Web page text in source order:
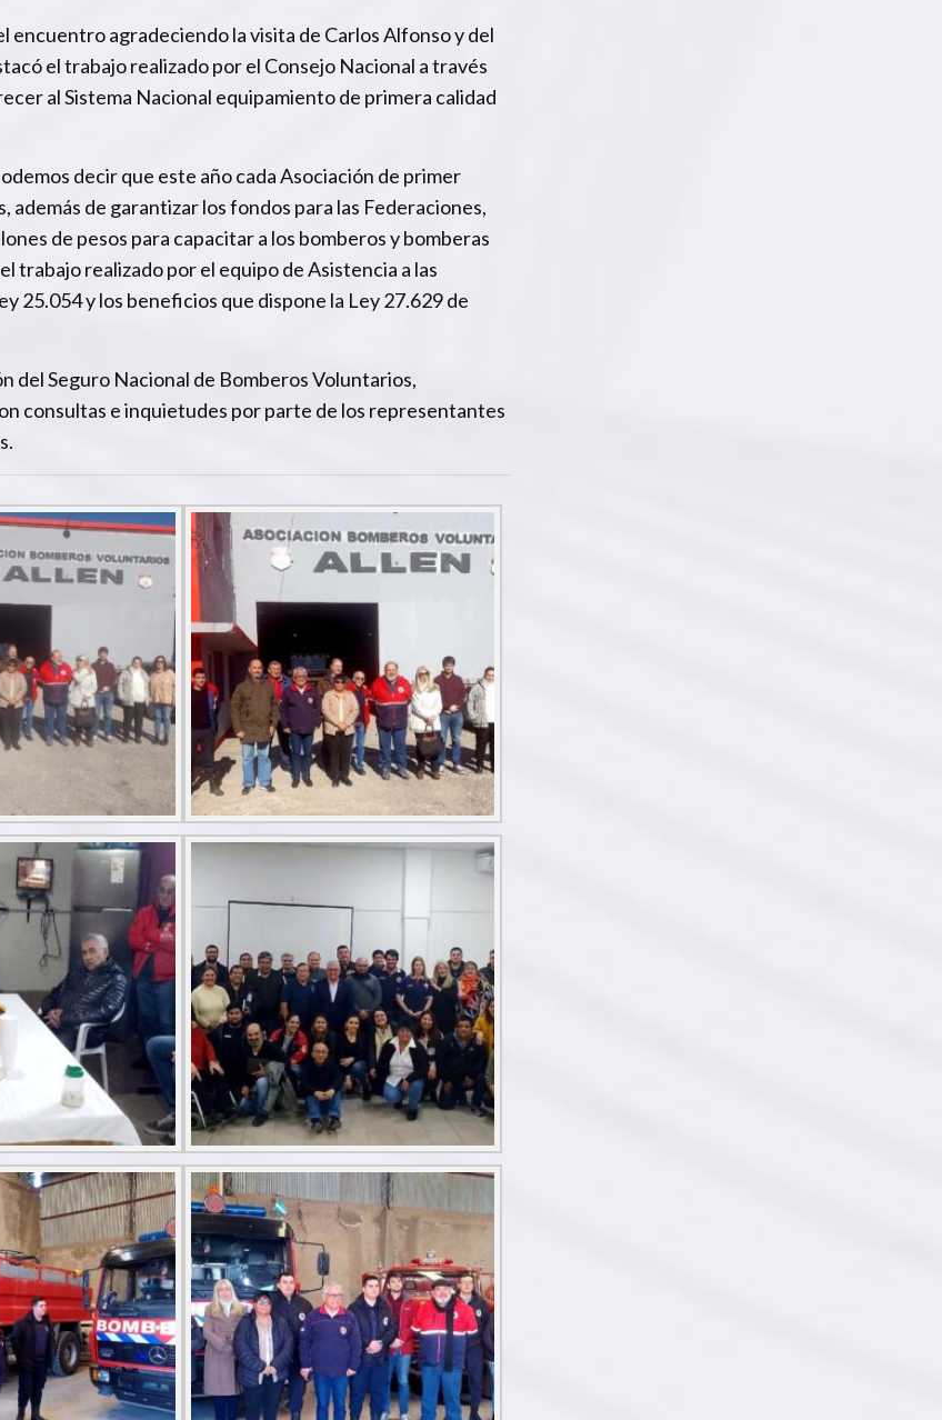
encuentro agradeciendo la visita de Carlos Alfonso y del
el trabajo realizado por el Consejo Nacional a través
al Sistema Nacional equipamiento de primera calidad
decir que este año cada Asociación de primer
de garantizar los fondos para las Federaciones,
de pesos para capacitar a los bomberos y bomberas
trabajo realizado por el equipo de Asistencia a las
25.054 y los beneficios que dispone la Ley 27.629 de
del Seguro Nacional de Bomberos Voluntarios,
consultas e inquietudes por parte de los representantes